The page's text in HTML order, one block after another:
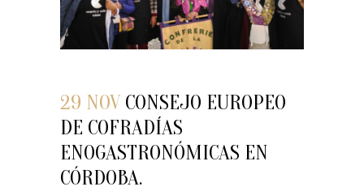
29 NOVCONSEJO EUROPEO
DE COFRADÍAS
ENOGASTRONÓMICAS EN
CÓRDOBA.